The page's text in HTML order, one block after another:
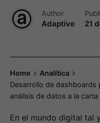
Author
Adaptive 21
Home
Analítica
Desarrollo de dashboards
análisis de datos a la carta
En el mundo digital tal